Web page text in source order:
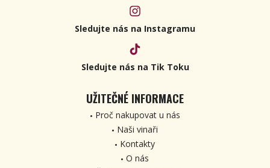
Sledujte nás na Instagramu
Sledujte nás na Tik Toku
UŽITEČNÉ INFORMACE
Proč nakupovat u nás
Naši vinaři
Kontakty
O nás